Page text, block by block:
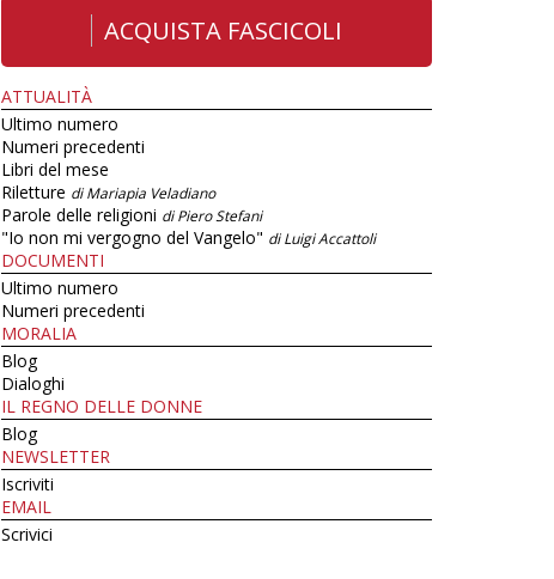
ACQUISTA FASCICOLI
ATTUALITÀ
Ultimo numero
Numeri precedenti
Libri del mese
Riletture di Mariapia Veladiano
Parole delle religioni di Piero Stefani
"Io non mi vergogno del Vangelo" di Luigi Accattoli
DOCUMENTI
Ultimo numero
Numeri precedenti
MORALIA
Blog
Dialoghi
IL REGNO DELLE DONNE
Blog
NEWSLETTER
Iscriviti
EMAIL
Scrivici